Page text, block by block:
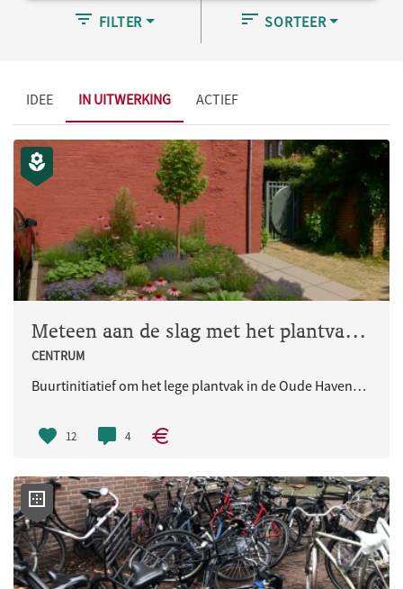
FILTER SORTEER
IDEE IN UITWERKING ACTIEF
Meteen aan de slag met het plantvak in de Oude Havenstraat
CENTRUM
Buurtinitiatief om het lege plantvak in de Oude Havenstraat nog in het voorjaar te gaan beplanten, in plaats van mogelijk oktober of zelfs later. Zo zou de boom ook eerder geplaatst kunnen worden.
12 4